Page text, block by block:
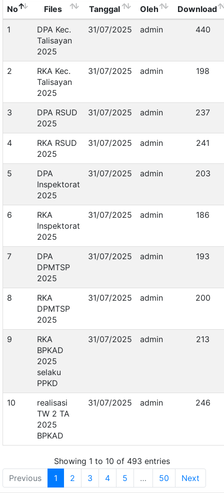
No Files Tanggal Oleh Download
1
DPA Kec.
Talisayan
2025
31/07/2025 admin 440
2
RKA Kec.
Talisayan
2025
31/07/2025 admin 198
3
DPA RSUD
2025
31/07/2025 admin 237
4
RKA RSUD
2025
31/07/2025 admin 241
5
DPA
Inspektorat
2025
31/07/2025 admin 203
6
RKA
Inspektorat
2025
31/07/2025 admin 186
7
DPA
DPMTSP
2025
31/07/2025 admin 193
8
RKA
DPMTSP
2025
31/07/2025 admin 200
9
RKA
BPKAD
2025
selaku
PPKD
31/07/2025 admin 213
10
realisasi
TW 2 TA
2025
BPKAD
31/07/2025 admin 246
Showing 1 to 10 of 493 entries
Previous
1 2 3 4 5 … 50 Next